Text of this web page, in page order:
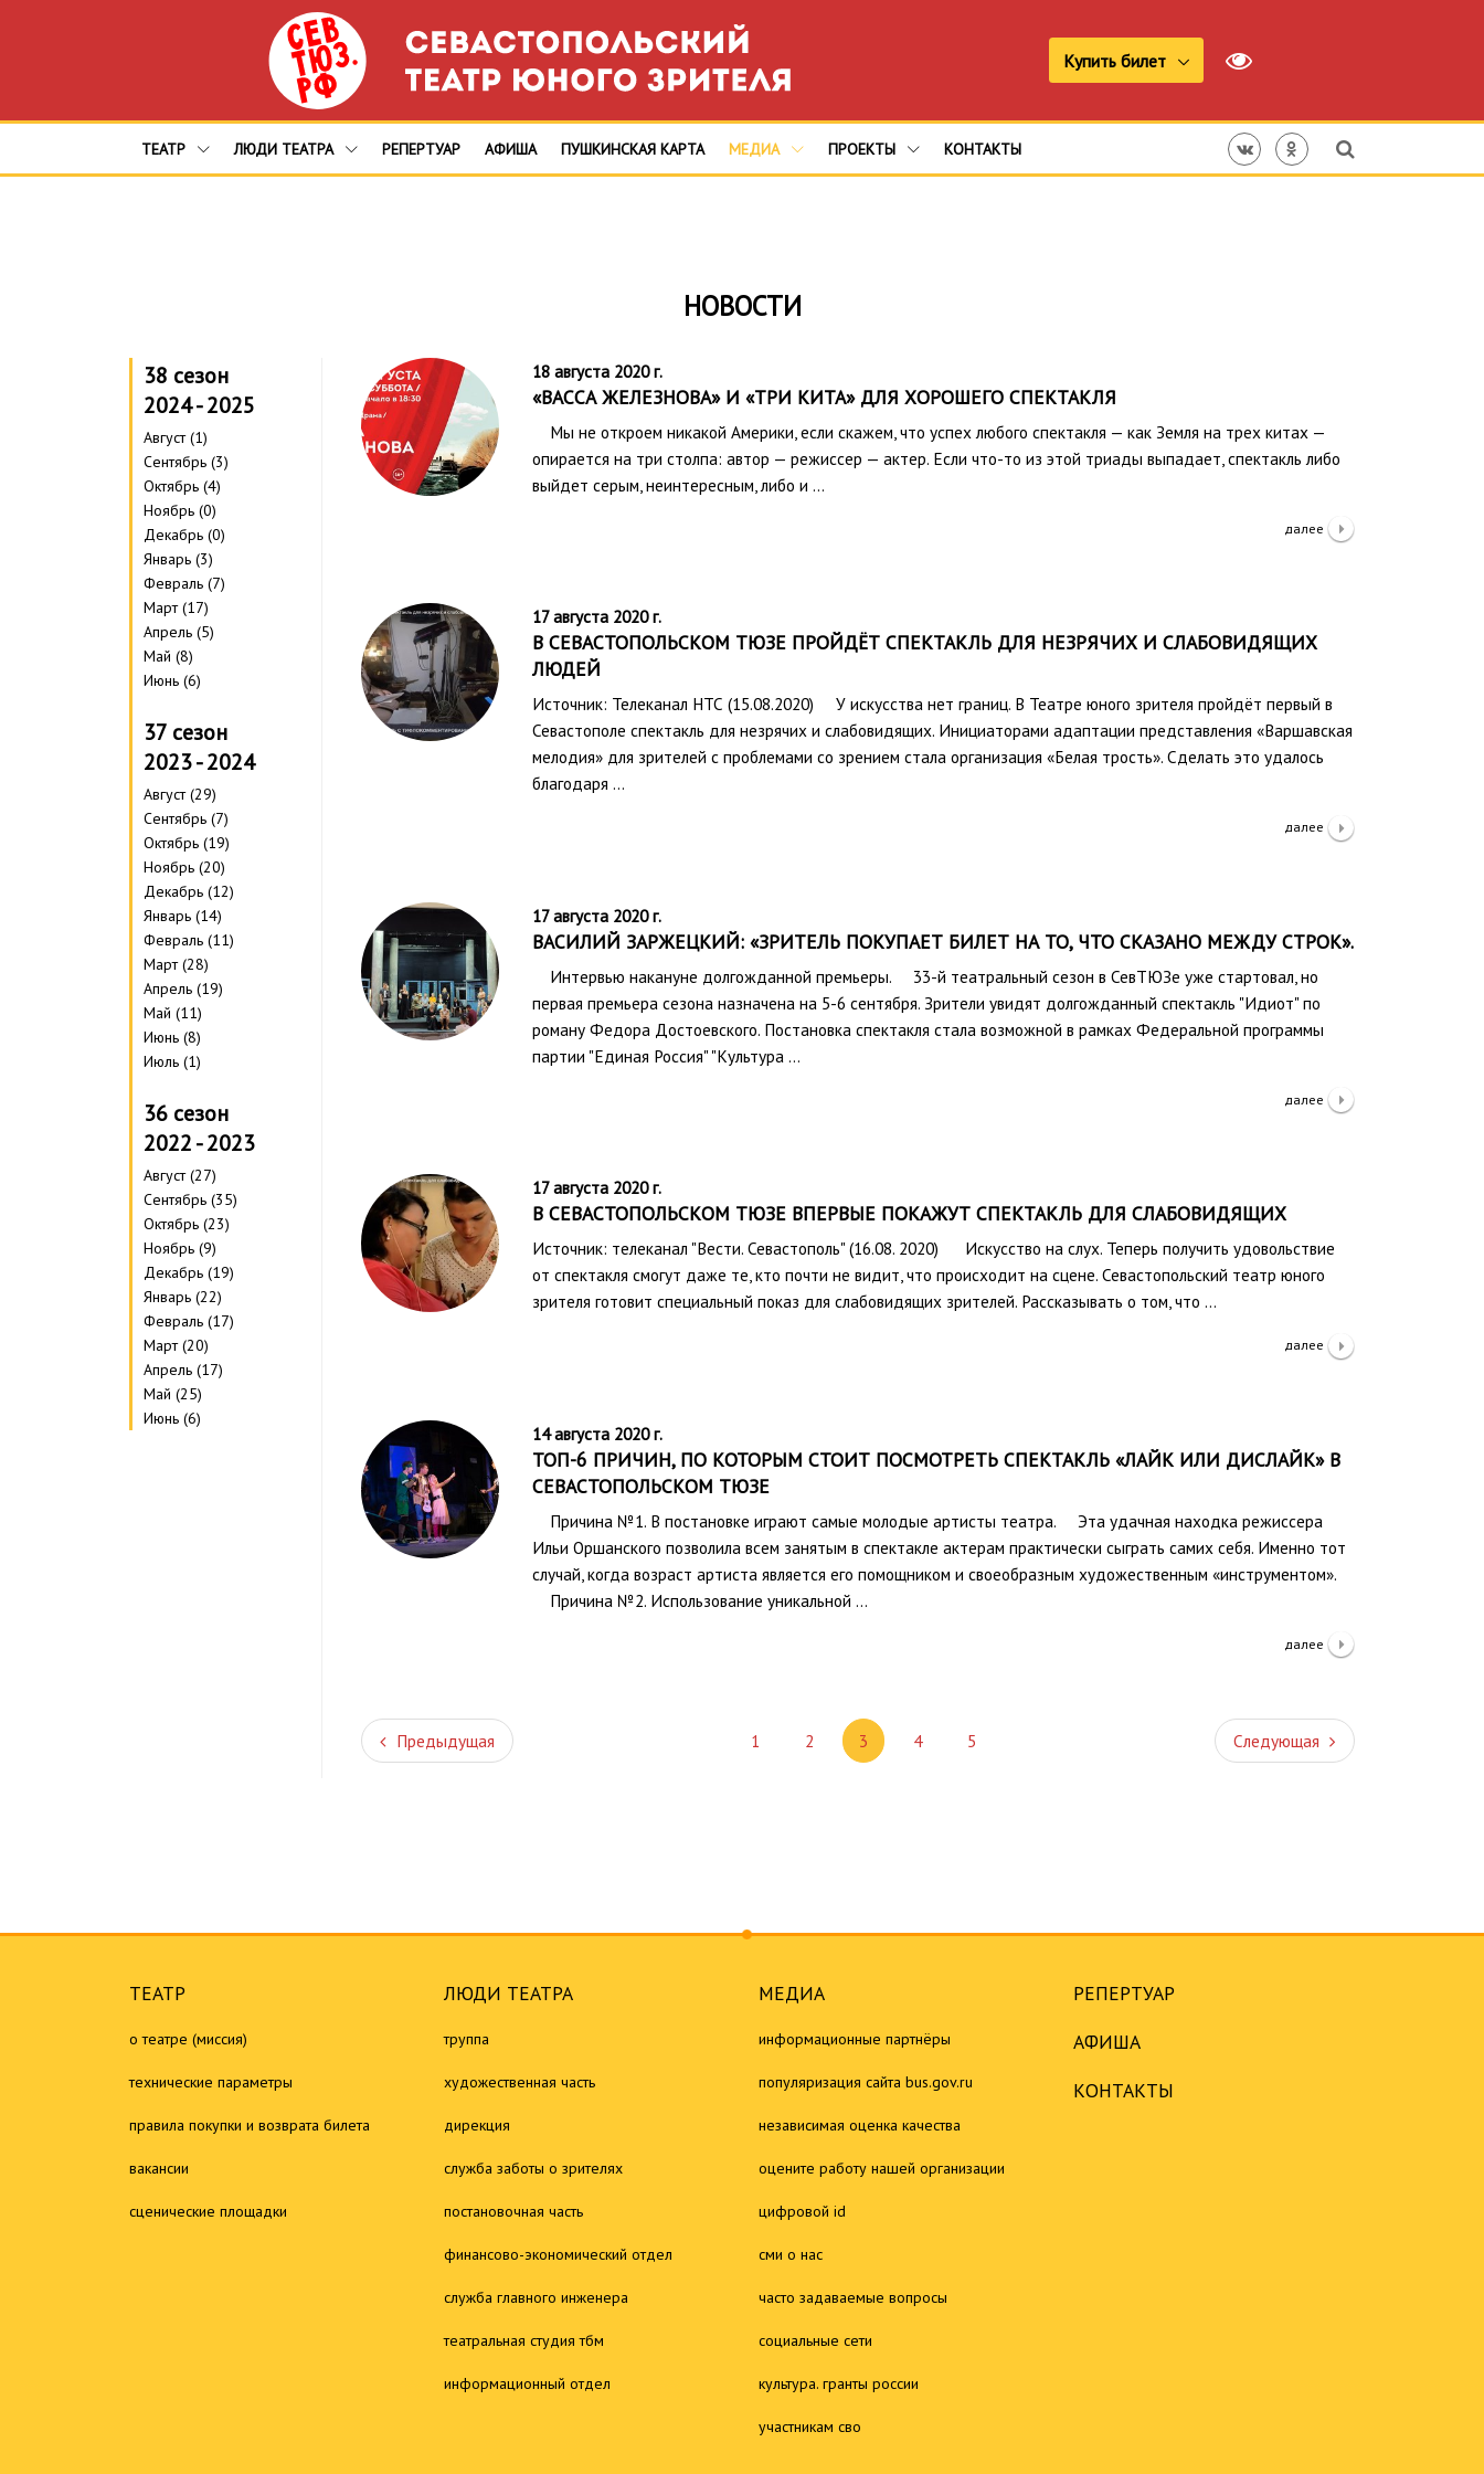
Купить билет
ТЕАТР ЛЮДИ ТЕАТРА РЕПЕРТУАР АФИША ПУШКИНСКАЯ КАРТА МЕДИА ПРОЕКТЫ КОНТАКТЫ
НОВОСТИ
18 августа 2020 г.
«ВАССА ЖЕЛЕЗНОВА» И «ТРИ КИТА» ДЛЯ ХОРОШЕГО СПЕКТАКЛЯ
Мы не откроем никакой Америки, если скажем, что успех любого спектакля — как Земля на трех китах —
опирается на три столпа: автор — режиссер — актер. Если что-то из этой триады выпадает, спектакль либо
выйдет серым, неинтересным, либо и …
далее
17 августа 2020 г.
В СЕВАСТОПОЛЬСКОМ ТЮЗЕ ПРОЙДЁТ СПЕКТАКЛЬ ДЛЯ НЕЗРЯЧИХ И СЛАБОВИДЯЩИХ
ЛЮДЕЙ
Источник: Телеканал НТС (15.08.2020) У искусства нет границ. В Театре юного зрителя пройдёт первый в
Севастополе спектакль для незрячих и слабовидящих. Инициаторами адаптации представления «Варшавская
мелодия» для зрителей с проблемами со зрением стала организация «Белая трость». Сделать это удалось
благодаря …
далее
17 августа 2020 г.
ВАСИЛИЙ ЗАРЖЕЦКИЙ: «ЗРИТЕЛЬ ПОКУПАЕТ БИЛЕТ НА ТО, ЧТО СКАЗАНО МЕЖДУ СТРОК».
Интервью накануне долгожданной премьеры. 33-й театральный сезон в СевТЮЗе уже стартовал, но
первая премьера сезона назначена на 5-6 сентября. Зрители увидят долгожданный спектакль "Идиот" по
роману Федора Достоевского. Постановка спектакля стала возможной в рамках Федеральной программы
партии "Единая Россия" "Культура …
далее
17 августа 2020 г.
В СЕВАСТОПОЛЬСКОМ ТЮЗЕ ВПЕРВЫЕ ПОКАЖУТ СПЕКТАКЛЬ ДЛЯ СЛАБОВИДЯЩИХ
Источник: телеканал "Вести. Севастополь" (16.08. 2020) Искусство на слух. Теперь получить удовольствие
от спектакля смогут даже те, кто почти не видит, что происходит на сцене. Севастопольский театр юного
зрителя готовит специальный показ для слабовидящих зрителей. Рассказывать о том, что …
далее
14 августа 2020 г.
ТОП-6 ПРИЧИН, ПО КОТОРЫМ СТОИТ ПОСМОТРЕТЬ СПЕКТАКЛЬ «ЛАЙК ИЛИ ДИСЛАЙК» В
СЕВАСТОПОЛЬСКОМ ТЮЗЕ
Причина №1. В постановке играют самые молодые артисты театра. Эта удачная находка режиссера
Ильи Оршанского позволила всем занятым в спектакле актерам практически сыграть самих себя. Именно тот
случай, когда возраст артиста является его помощником и своеобразным художественным «инструментом».
Причина №2. Использование уникальной …
далее
ПредыдущаяПредыдущая 1 2 3 4 5 Следующая Следующая
38 сезон
2024 - 2025
Август (1)
Сентябрь (3)
Октябрь (4)
Ноябрь (0)
Декабрь (0)
Январь (3)
Февраль (7)
Март (17)
Апрель (5)
Май (8)
Июнь (6)
37 сезон
2023 - 2024
Август (29)
Сентябрь (7)
Октябрь (19)
Ноябрь (20)
Декабрь (12)
Январь (14)
Февраль (11)
Март (28)
Апрель (19)
Май (11)
Июнь (8)
Июль (1)
36 сезон
2022 - 2023
Август (27)
Сентябрь (35)
Октябрь (23)
Ноябрь (9)
Декабрь (19)
Январь (22)
Февраль (17)
Март (20)
Апрель (17)
Май (25)
Июнь (6)
ТЕАТР
о театре (миссия)
технические параметры
правила покупки и возврата билета
вакансии
сценические площадки
ЛЮДИ ТЕАТРА
труппа
художественная часть
дирекция
служба заботы о зрителях
постановочная часть
финансово-экономический отдел
служба главного инженера
театральная студия тбм
информационный отдел
МЕДИА
информационные партнёры
популяризация сайта bus.gov.ru
независимая оценка качества
оцените работу нашей организации
цифровой id
сми о нас
часто задаваемые вопросы
социальные сети
культура. гранты россии
участникам сво
РЕПЕРТУАР
АФИША
КОНТАКТЫ